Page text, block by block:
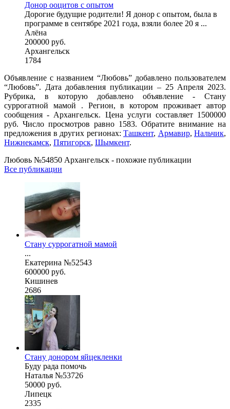
Донор ооцитов с опытом
Дорогие будущие родители! Я донор с опытом, была в
программе в сентябре 2021 года, взяли более 20 я ...
Алёна
200000 руб.
Архангельск
1784
Объявление с названием “Любовь” добавлено пользователем
“Любовь”. Дата добавления публикации – 25 Апреля 2023.
Рубрика, в которую добавлено объявление - Cтану
суррогатной мамой . Регион, в котором проживает автор
сообщения - Архангельск. Цена услуги составляет 1500000
руб. Число просмотров равно 1583. Обратите внимание на
предложения в других регионах: Ташкент, Армавир, Нальчик,
Нижнекамск, Пятигорск, Шымкент.
Любовь №54850 Архангельск - похожие публикации
Все публикации
Cтану суррогатной мамой
...
Екатерина №52543
600000 руб.
Кишинев
2686
Стану донором яйцекленки
Буду рада помочь
Наталья №53726
50000 руб.
Липецк
2335